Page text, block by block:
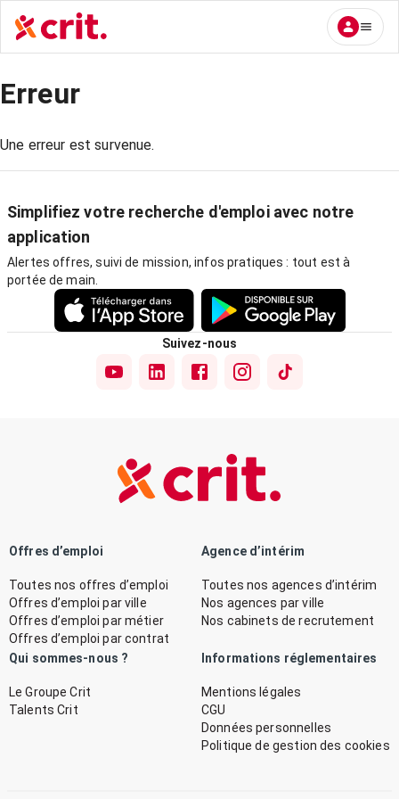
Erreur
Une erreur est survenue.
Simplifiez votre recherche d'emploi avec notre
application
Alertes offres, suivi de mission, infos pratiques : tout est à
portée de main.
Suivez-nous
Offres d’emploi
Toutes nos offres d’emploi
Offres d’emploi par ville
Offres d’emploi par métier
Offres d’emploi par contrat
Agence d’intérim
Toutes nos agences d’intérim
Nos agences par ville
Nos cabinets de recrutement
Qui sommes-nous ?
Le Groupe Crit
Talents Crit
Informations réglementaires
Mentions légales
CGU
Données personnelles
Politique de gestion des cookies